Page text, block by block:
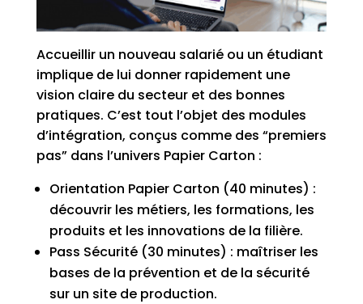
Accueillir un nouveau salarié ou un étudiant
implique de lui donner rapidement une
vision claire du secteur et des bonnes
pratiques. C’est tout l’objet des modules
d’intégration, conçus comme des “premiers
pas” dans l’univers Papier Carton :
Orientation Papier Carton (40 minutes) :
découvrir les métiers, les formations, les
produits et les innovations de la filière.
Pass Sécurité (30 minutes) : maîtriser les
bases de la prévention et de la sécurité
sur un site de production.